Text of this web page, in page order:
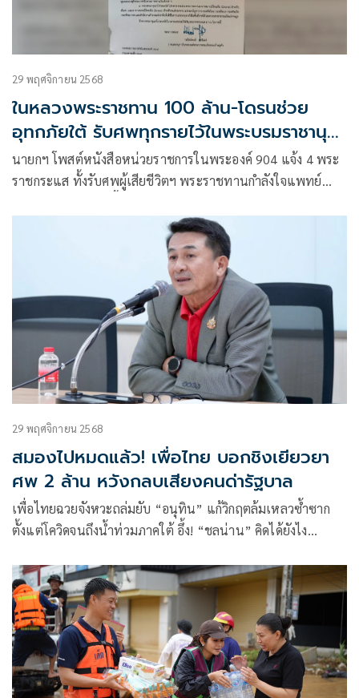
29 พฤศจิกายน 2568
ในหลวงพระราชทาน 100 ล้าน-โดรนช่วย
อุทกภัยใต้ รับศพทุกรายไว้ในพระบรมราชานุ
เคราะห์
นายกฯ โพสต์หนังสือหน่วยราชการในพระองค์ 904 แจ้ง 4 พระ
ราชกระแส ทั้งรับศพผู้เสียชีวิตฯ พระราชทานกำลังใจแพทย์
สนับสนุนกองทัพ-ตร. ใช้ในภารกิจช่วยเหลือผู้ประสบภัยภาคใต้
29 พฤศจิกายน 2568
สมองไปหมดแล้ว! เพื่อไทย บอกชิงเยียวยา
ศพ 2 ล้าน หวังกลบเสียงคนด่ารัฐบาล
เพื่อไทยฉวยจังหวะถล่มยับ “อนุทิน” แก้วิกฤตล้มเหลวซ้ำซาก
ตั้งแต่โควิดจนถึงน้ำท่วมภาคใต้ อึ้ง! “ชลน่าน” คิดได้ยังไง